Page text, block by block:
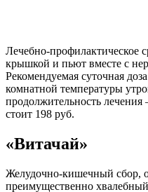
Лечебно-профилактическое
крышкой и пьют вместе с
Рекомендуемая суточная
комнатной температуры
продолжительность
стоит 198 руб.
«Витачай»
Желудочно-кишечный сбор,
преимущественно